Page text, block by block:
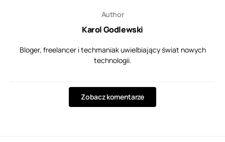
Author
Karol Godlewski
Bloger, freelancer i techmaniak uwielbiający świat nowych
technologii.
Zobacz komentarze